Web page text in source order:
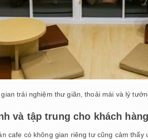
gian trải nghiệm thư giãn, thoải mái và lý
và tập trung cho khách hàng
cafe có không gian riêng tư cũng cảm